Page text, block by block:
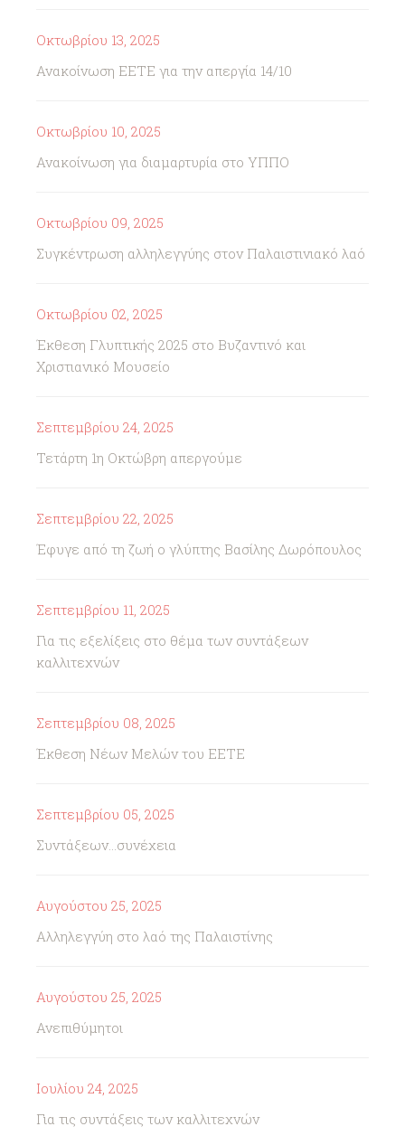
Οκτωβρίου 13, 2025
Ανακοίνωση ΕΕΤΕ για την απεργία 14/10
Οκτωβρίου 10, 2025
Ανακοίνωση για διαμαρτυρία στο ΥΠΠΟ
Οκτωβρίου 09, 2025
Συγκέντρωση αλληλεγγύης στον Παλαιστινιακό λαό
Οκτωβρίου 02, 2025
Έκθεση Γλυπτικής 2025 στο Βυζαντινό και
Χριστιανικό Μουσείο
Σεπτεμβρίου 24, 2025
Τετάρτη 1η Οκτώβρη απεργούμε
Σεπτεμβρίου 22, 2025
Έφυγε από τη ζωή ο γλύπτης Βασίλης Δωρόπουλος
Σεπτεμβρίου 11, 2025
Για τις εξελίξεις στο θέμα των συντάξεων
καλλιτεχνών
Σεπτεμβρίου 08, 2025
Έκθεση Νέων Μελών του ΕΕΤΕ
Σεπτεμβρίου 05, 2025
Συντάξεων...συνέχεια
Αυγούστου 25, 2025
Αλληλεγγύη στο λαό της Παλαιστίνης
Αυγούστου 25, 2025
Ανεπιθύμητοι
Ιουλίου 24, 2025
Για τις συντάξεις των καλλιτεχνών